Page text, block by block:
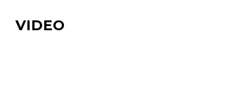
VIDEO